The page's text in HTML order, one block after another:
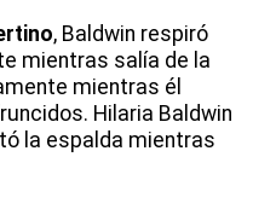
, Baldwin respiró
mientras salía de la
mientras él
Hilaria Baldwin
la espalda mientras